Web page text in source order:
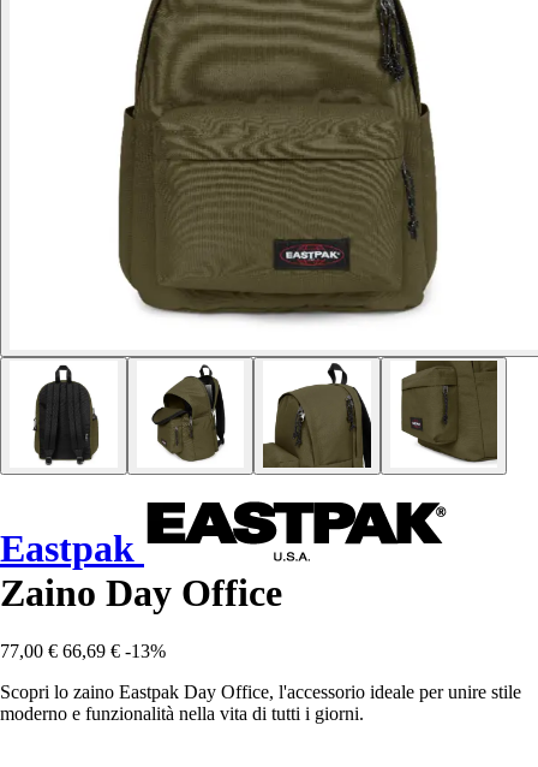
Eastpak
Zaino Day Office
77,00 € 66,69 € -13%
Scopri lo zaino Eastpak Day Office, l'accessorio ideale per unire stile
moderno e funzionalità nella vita di tutti i giorni.